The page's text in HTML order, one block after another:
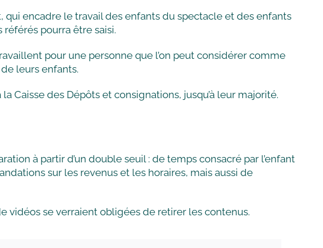
qui encadre le travail des enfants du spectacle et des enfants
pourra être saisi.
pour une personne que l’on peut considérer comme
leurs enfants.
Caisse des Dépôts et consignations, jusqu’à leur majorité.
à partir d’un double seuil : de temps consacré par l’enfant
sur les revenus et les horaires, mais aussi de
vidéos se verraient obligées de retirer les contenus.